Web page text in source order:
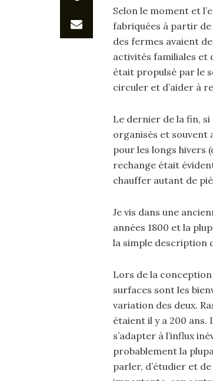
Selon le moment et
fabriquées à partir de
des fermes avaient
activités familiales et
était propulsé par le
circuler et d’aider à
Le dernier de la fin,
organisés et souvent
pour les longs hivers
rechange était
chauffer autant de
Je vis dans une
années 1800 et la
la simple description
Lors de la conception
surfaces sont les
variation des deux.
étaient il y a 200
s’adapter à l’influx
probablement la
parler, d’étudier et